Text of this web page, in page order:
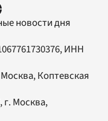
новости дня
ИНН
Коптевская
, г. Москва,